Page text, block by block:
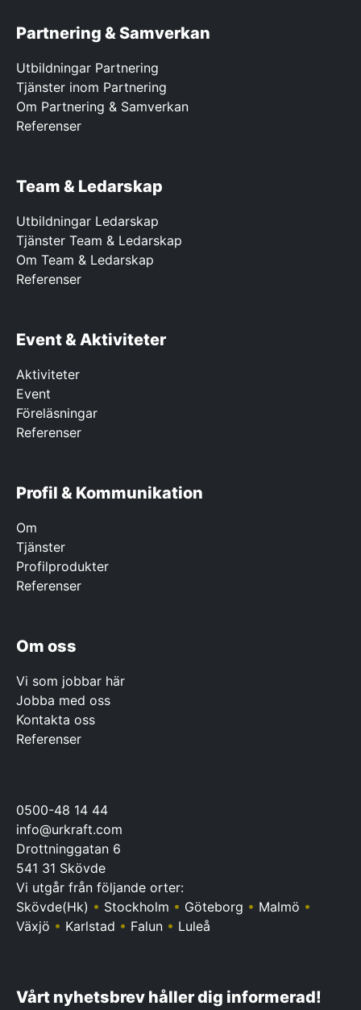
Partnering & Samverkan
Utbildningar Partnering
Tjänster inom Partnering
Om Partnering & Samverkan
Referenser
Team & Ledarskap
Utbildningar Ledarskap
Tjänster Team & Ledarskap
Om Team & Ledarskap
Referenser
Event & Aktiviteter
Aktiviteter
Event
Föreläsningar
Referenser
Profil & Kommunikation
Om
Tjänster
Profilprodukter
Referenser
Om oss
Vi som jobbar här
Jobba med oss
Kontakta oss
Referenser
0500-48 14 44
info@urkraft.com
Drottninggatan 6
541 31 Skövde
Vi utgår från följande orter:
Skövde(Hk) • Stockholm • Göteborg • Malmö •
Växjö • Karlstad • Falun • Luleå
Vårt nyhetsbrev håller dig informerad!